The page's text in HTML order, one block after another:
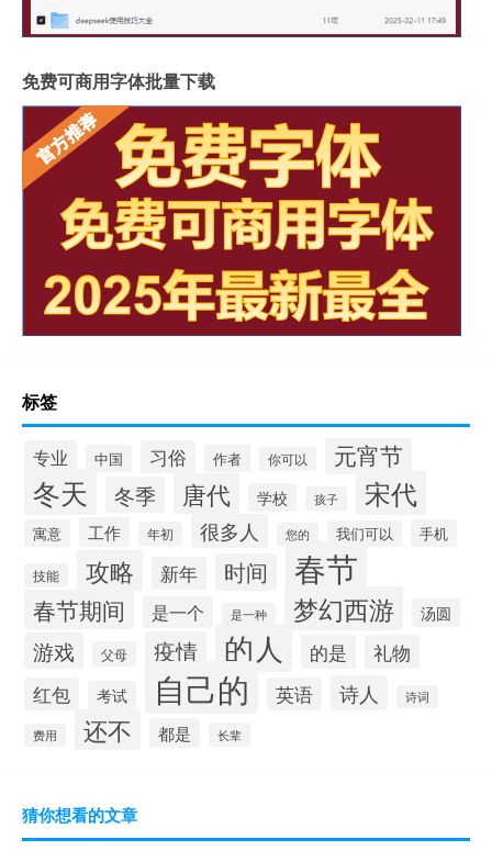
免费可商用字体批量下载
标签
专业 中国 习俗 作者 你可以 元宵节
冬天 冬季 唐代 学校 孩子 宋代
寓意 工作 年初 很多人 您的 我们可以 手机
技能 攻略 新年 时间 春节
春节期间 是一个 是一种 梦幻西游 汤圆
游戏 父母 疫情 的人 的是 礼物
红包 考试 自己的 英语 诗人 诗词
费用 还不 都是 长辈
猜你想看的文章